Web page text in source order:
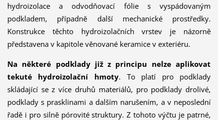
hydroizolace a odvodňovací fólie s vyspádovaným
podkladem, případně další mechanické prostředky.
Konstrukce těchto hydroizolačních vrstev je názorně
představena v kapitole věnované keramice v exteriéru.
Na některé podklady již z principu nelze aplikovat
tekuté hydroizolační hmoty. To platí pro podklady
skládající se z více druhů materiálů, pro podklady drolivé,
podklady s prasklinami a dalším narušením, a v neposlední
řadě i pro silně pórovité struktury. Z tohoto výčtu je patrné,